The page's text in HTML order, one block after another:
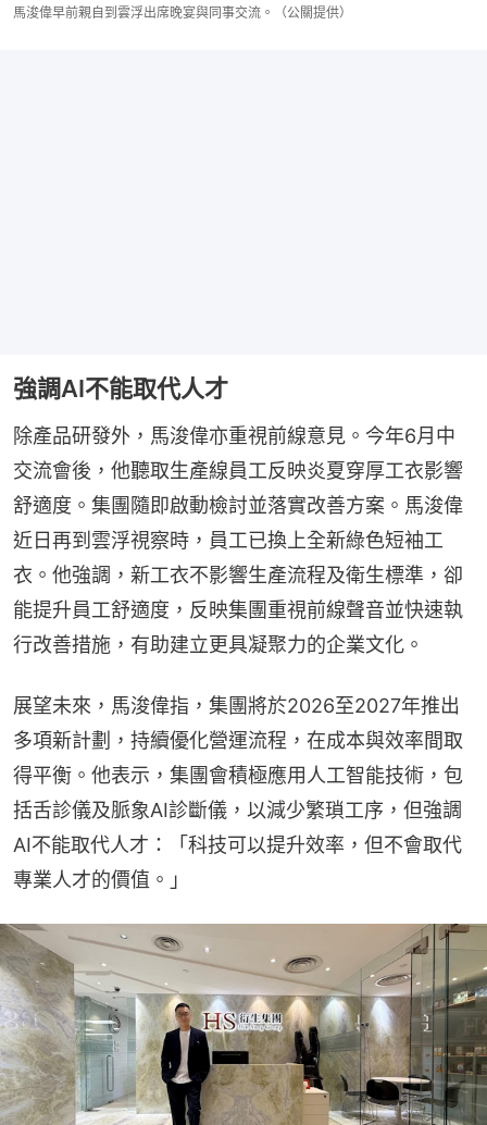
馬浚偉早前親自到雲浮出席晚宴與同事交流。（公關提供）
強調AI不能取代人才
除產品研發外，馬浚偉亦重視前線意見。今年6月中
交流會後，他聽取生產線員工反映炎夏穿厚工衣影響
舒適度。集團隨即啟動檢討並落實改善方案。馬浚偉
近日再到雲浮視察時，員工已換上全新綠色短袖工
衣。他強調，新工衣不影響生產流程及衛生標準，卻
能提升員工舒適度，反映集團重視前線聲音並快速執
行改善措施，有助建立更具凝聚力的企業文化。
展望未來，馬浚偉指，集團將於2026至2027年推出
多項新計劃，持續優化營運流程，在成本與效率間取
得平衡。他表示，集團會積極應用人工智能技術，包
括舌診儀及脈象AI診斷儀，以減少繁瑣工序，但強調
AI不能取代人才：「科技可以提升效率，但不會取代
專業人才的價值。」